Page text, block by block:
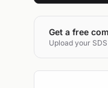
Get a free
Upload your